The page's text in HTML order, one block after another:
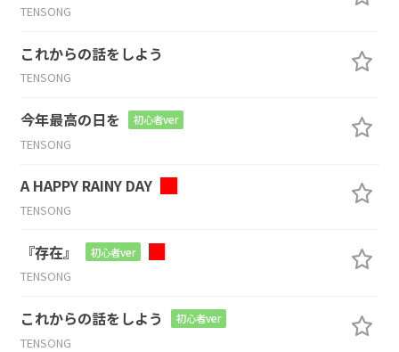
TENSONG
これからの話をしよう
TENSONG
今年最高の日を 初心者ver
TENSONG
A HAPPY RAINY DAY
TENSONG
『存在』 初心者ver
TENSONG
これからの話をしよう 初心者ver
TENSONG